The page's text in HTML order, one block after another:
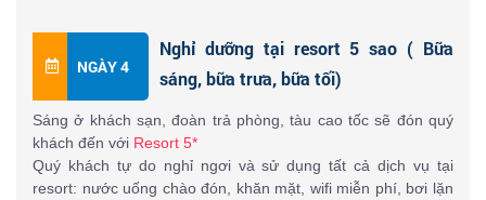
resort: nước uống chào đón, khăn mặt, wifi miễn phí, bơi lặn
biển, 9h và 15h ăn nhẹ bằng bánh mì, khoai tây chiên, 11h
Buffet trưa tại nhà hàng chính, đồ uống không giới hạn…
NGÀY 4
Nghỉ dưỡng tại resort 5 sao ( Bữa
sáng, bữa trưa, bữa tối)
Sáng ở khách sạn, đoàn trả phòng, tàu cao tốc sẽ đón quý
khách đến với Resort 5*
Quý khách tự do nghỉ ngơi và sử dụng tất cả dịch vụ tại
resort: nước uống chào đón, khăn mặt, wifi miễn phí, bơi lặn